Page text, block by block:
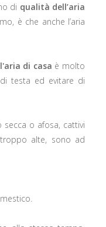
di qualità dell’aria
è che anche l’aria
l'aria di casa è molto
testa ed evitare di
o afosa, cattivi
alte, sono ad